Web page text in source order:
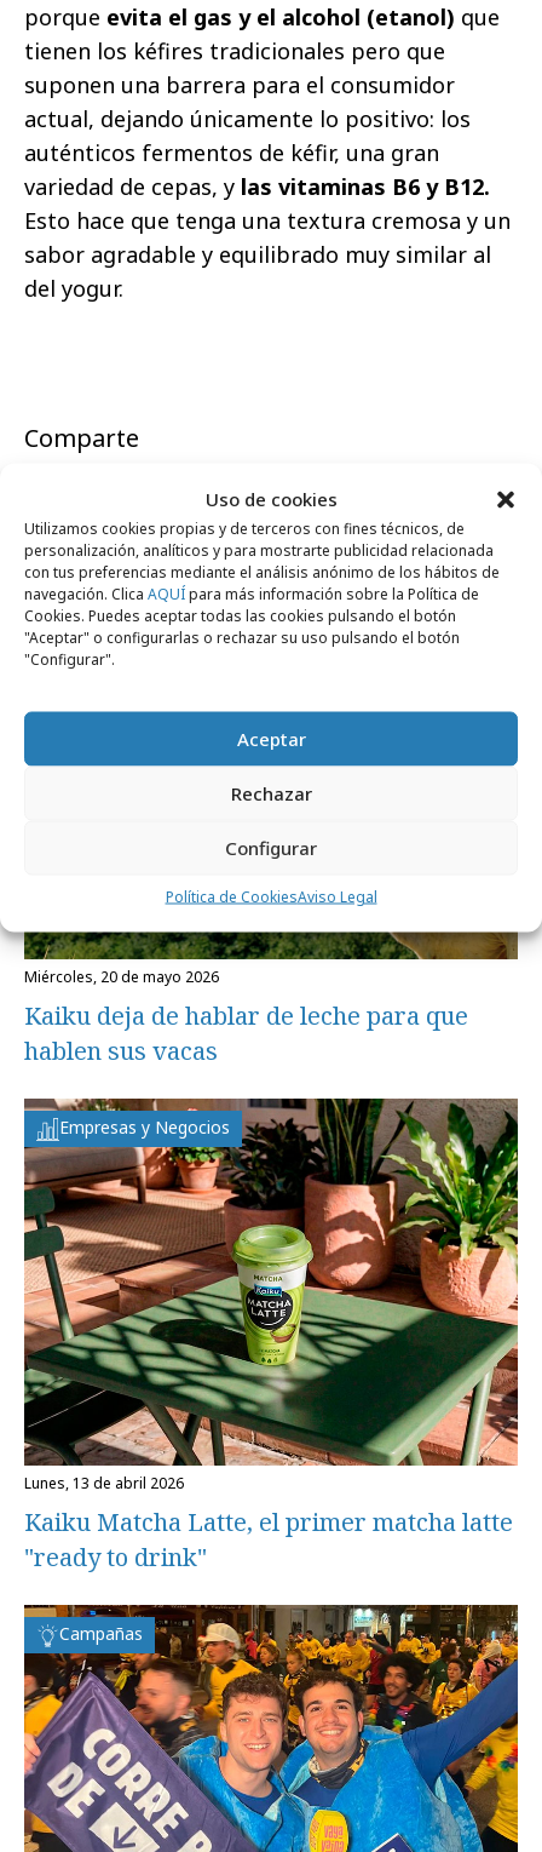
Uso de cookies
Utilizamos cookies propias y de terceros con fines técnicos, de
personalización, analíticos y para mostrarte publicidad relacionada
con tus preferencias mediante el análisis anónimo de los hábitos de
navegación. Clica AQUÍpara más información sobre la Política de
Cookies. Puedes aceptar todas las cookies pulsando el botón
"Aceptar" o configurarlas o rechazar su uso pulsando el botón
"Configurar".
Aceptar
Rechazar
Configurar
Política de CookiesAviso Legal
porque evita el gas y el alcohol (etanol) que
tienen los kéfires tradicionales pero que
suponen una barrera para el consumidor
actual, dejando únicamente lo positivo: los
auténticos fermentos de kéfir, una gran
variedad de cepas, y las vitaminas B6 y B12.
Esto hace que tenga una textura cremosa y un
sabor agradable y equilibrado muy similar al
del yogur.
Comparte
Noticias Relacionadas
Campañas
miércoles, 20 de mayo 2026
Kaiku deja de hablar de leche para que
hablen sus vacas
Empresas y Negocios
lunes, 13 de abril 2026
Kaiku Matcha Latte, el primer matcha latte
"ready to drink"
Campañas